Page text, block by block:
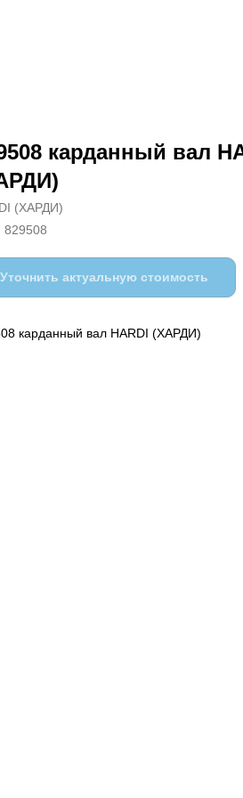
карданный вал
(ХАРДИ)
829508
Уточнить актуальную стоимость
карданный вал HARDI (ХАРДИ)